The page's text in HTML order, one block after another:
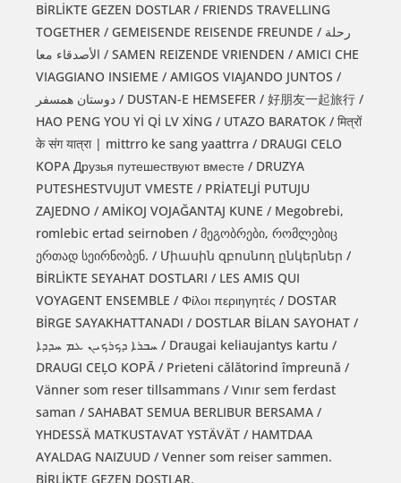
BİRLİKTE GEZEN DOSTLAR / FRIENDS TRAVELLING
TOGETHER / GEMEISENDE REISENDE FREUNDE / رحلة
الأصدقاء معا / SAMEN REIZENDE VRIENDEN / AMICI CHE
VIAGGIANO INSIEME / AMIGOS VIAJANDO JUNTOS /
دوستان همسفر / DUSTAN-E HEMSEFER / 好朋友一起旅行 /
HAO PENG YOU Yİ Qİ LV XİNG / UTAZO BARATOK / मित्रों
के संग यात्रा | mittrro ke sang yaattrra / DRAUGI CELO
KOPA Друзья путешествуют вместе / DRUZYA
PUTESHESTVUJUT VMESTE / PRİATELJİ PUTUJU
ZAJEDNO / AMİKOJ VOJAĞANTAJ KUNE / Megobrebi,
romlebic ertad seirnoben / მეგობრები, რომლებიც
ერთად სეირნობენ. / Միասին զբոսնող ընկերներ /
BİRLİKTE SEYAHAT DOSTLARI / LES AMIS QUI
VOYAGENT ENSEMBLE / Φίλοι περιηγητές / DOSTAR
BİRGE SAYAKHATTANADI / DOSTLAR BİLAN SAYOHAT /
ܚܒܪܐ ܕܟܪܟܝܢ ܥܡ ܚܕܕܐ / Draugai keliaujantys kartu /
DRAUGI CEĻO KOPĀ / Prieteni călătorind împreună /
Vänner som reser tillsammans / Vınır sem ferdast
saman / SAHABAT SEMUA BERLIBUR BERSAMA /
YHDESSÄ MATKUSTAVAT YSTÄVÄT / HAMTDAA
AYALDAG NAIZUUD / Venner som reiser sammen.
BİRLİKTE GEZEN DOSTLAR.